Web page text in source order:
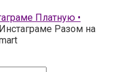
Платную •
Разом на